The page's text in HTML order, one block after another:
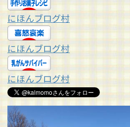
にほんブログ村
にほんブログ村
にほんブログ村